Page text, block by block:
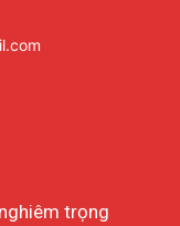
trọng